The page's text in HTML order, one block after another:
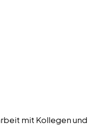
mit Kollegen und